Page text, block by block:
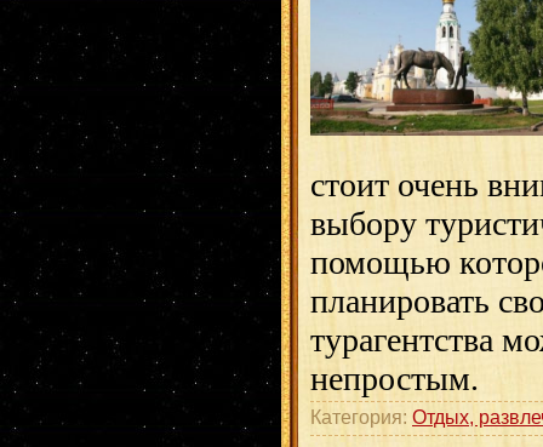
стоит очень
выбору
помощью
планировать
турагентства
непростым.
Категория: Отдых,